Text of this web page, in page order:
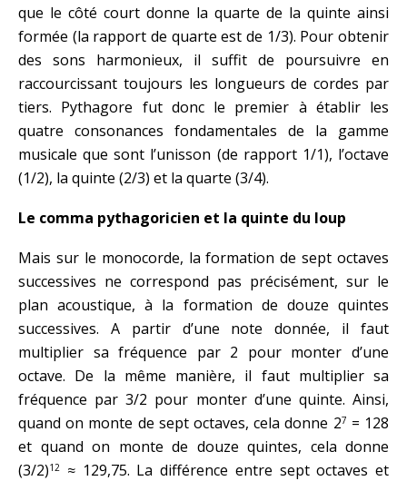
que le côté court donne la quarte de la quinte ainsi
formée (la rapport de quarte est de 1/3). Pour obtenir
des sons harmonieux, il suffit de poursuivre en
raccourcissant toujours les longueurs de cordes par
tiers. Pythagore fut donc le premier à établir les
quatre consonances fondamentales de la gamme
musicale que sont l’unisson (de rapport 1/1), l’octave
(1/2), la quinte (2/3) et la quarte (3/4).
Le comma pythagoricien et la quinte du loup
Mais sur le monocorde, la formation de sept octaves
successives ne correspond pas précisément, sur le
plan acoustique, à la formation de douze quintes
successives. A partir d’une note donnée, il faut
multiplier sa fréquence par 2 pour monter d’une
octave. De la même manière, il faut multiplier sa
fréquence par 3/2 pour monter d’une quinte. Ainsi,
quand on monte de sept octaves, cela donne 27 = 128
et quand on monte de douze quintes, cela donne
(3/2)12
≈ 129,75. La différence entre sept octaves et